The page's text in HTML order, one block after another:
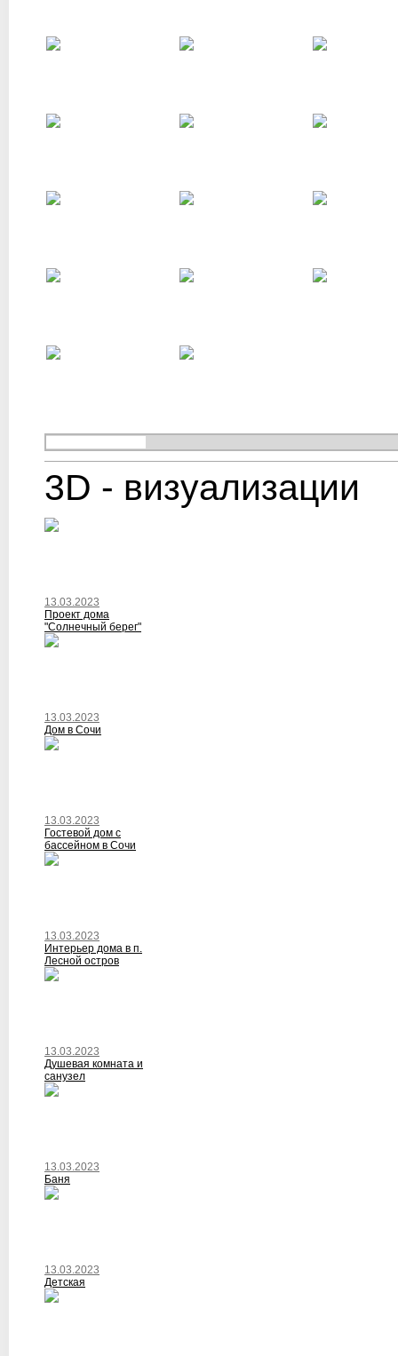
3D - визуализации
13.03.2023
Проект дома
"Солнечный берег"
13.03.2023
Дом в Сочи
13.03.2023
Гостевой дом с
бассейном в Сочи
13.03.2023
Интерьер дома в п.
Лесной остров
13.03.2023
Душевая комната и
санузел
13.03.2023
Баня
13.03.2023
Детская